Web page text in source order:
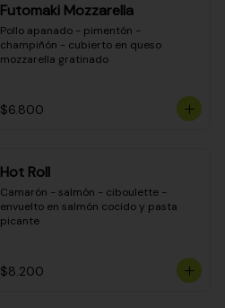
Futomaki Mozzarella
Pollo apanado - pimentón -
champiñón - cubierto en queso
mozzarella gratinado
$6.800
Hot Roll
Camarón - salmón - ciboulette -
envuelto en salmón cocido y pasta
picante
$8.200